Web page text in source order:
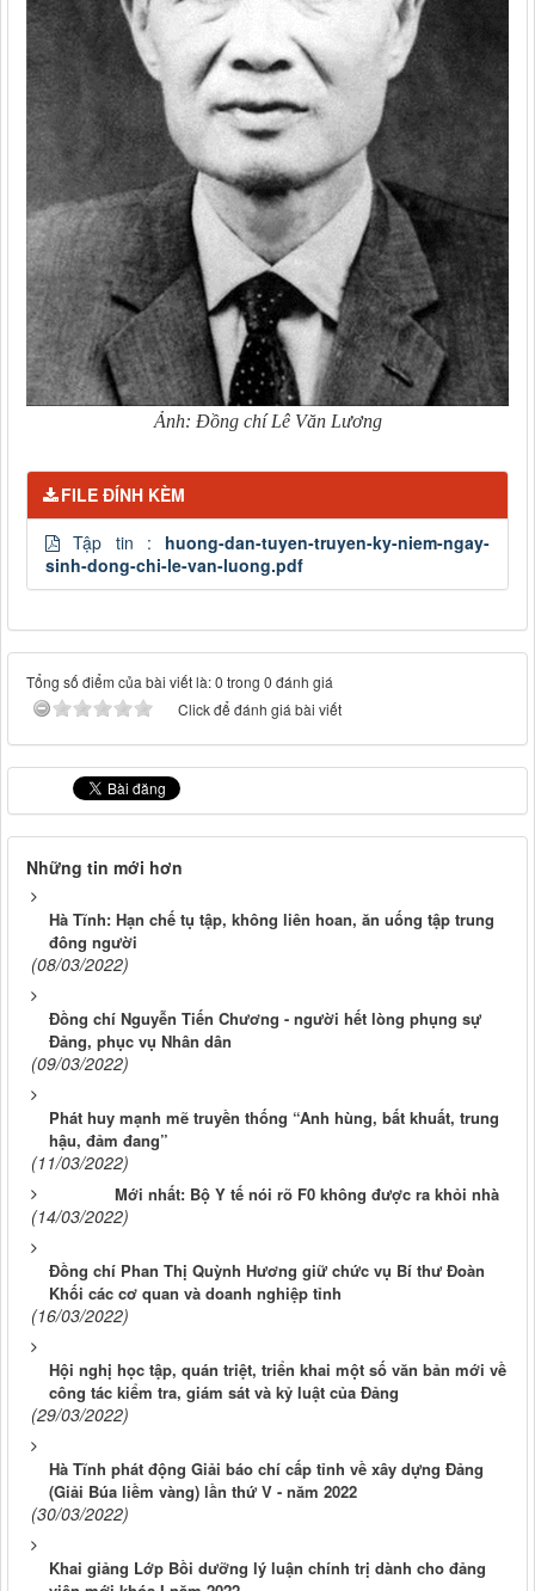
Ảnh: Đồng chí Lê Văn Lương
FILE ĐÍNH KÈM
Tập tin : huong-dan-tuyen-truyen-ky-niem-ngay-
sinh-dong-chi-le-van-luong.pdf
Tổng số điểm của bài viết là: 0 trong 0 đánh giá
Click để đánh giá bài viết
Những tin mới hơn
Hà Tĩnh: Hạn chế tụ tập, không liên hoan, ăn uống tập trung
đông người
(08/03/2022)
Đồng chí Nguyễn Tiến Chương - người hết lòng phụng sự
Đảng, phục vụ Nhân dân
(09/03/2022)
Phát huy mạnh mẽ truyền thống “Anh hùng, bất khuất, trung
hậu, đảm đang”
(11/03/2022)
Mới nhất: Bộ Y tế nói rõ F0 không được ra khỏi nhà
(14/03/2022)
Đồng chí Phan Thị Quỳnh Hương giữ chức vụ Bí thư Đoàn
Khối các cơ quan và doanh nghiệp tỉnh
(16/03/2022)
Hội nghị học tập, quán triệt, triển khai một số văn bản mới về
công tác kiểm tra, giám sát và kỷ luật của Đảng
(29/03/2022)
Hà Tĩnh phát động Giải báo chí cấp tỉnh về xây dựng Đảng
(Giải Búa liềm vàng) lần thứ V - năm 2022
(30/03/2022)
Khai giảng Lớp Bồi dưỡng lý luận chính trị dành cho đảng